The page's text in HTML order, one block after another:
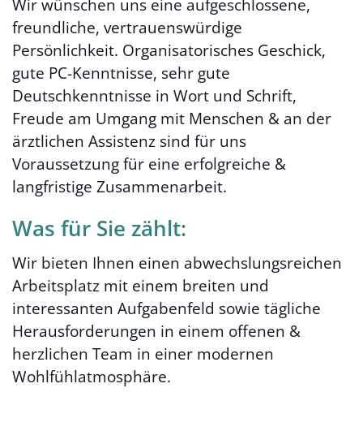
Wir wünschen uns eine aufgeschlossene,
freundliche, vertrauenswürdige
Persönlichkeit. Organisatorisches Geschick,
gute PC-Kenntnisse, sehr gute
Deutschkenntnisse in Wort und Schrift,
Freude am Umgang mit Menschen & an der
ärztlichen Assistenz sind für uns
Voraussetzung für eine erfolgreiche &
langfristige Zusammenarbeit.
Was für Sie zählt:
Wir bieten Ihnen einen abwechslungsreichen
Arbeitsplatz mit einem breiten und
interessanten Aufgabenfeld sowie tägliche
Herausforderungen in einem offenen &
herzlichen Team in einer modernen
Wohlfühlatmosphäre.